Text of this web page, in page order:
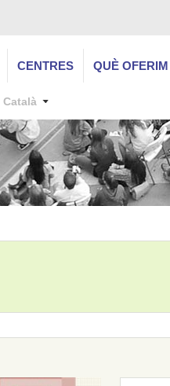
CENTRES QUÈ OFERIM
Català